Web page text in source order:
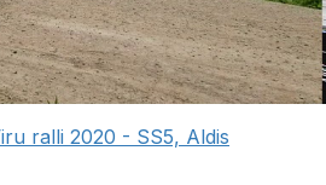
ralli 2020 - SS5, Aldis